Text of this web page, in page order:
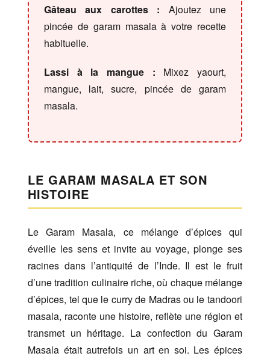
Gâteau aux carottes : Ajoutez une
pincée de garam masala à votre recette
habituelle.
Lassi à la mangue : Mixez yaourt,
mangue, lait, sucre, pincée de garam
masala.
LE GARAM MASALA ET SON
HISTOIRE
Le Garam Masala, ce mélange d’épices qui
éveille les sens et invite au voyage, plonge ses
racines dans l’antiquité de l’Inde. Il est le fruit
d’une tradition culinaire riche, où chaque mélange
d’épices, tel que le curry de Madras ou le tandoori
masala, raconte une histoire, reflète une région et
transmet un héritage. La confection du Garam
Masala était autrefois un art en soi. Les épices